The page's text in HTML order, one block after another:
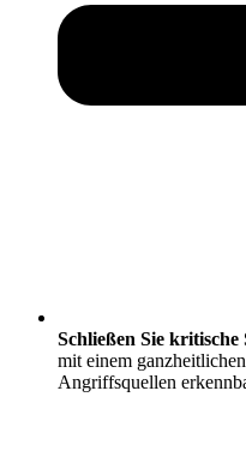
Schließen Sie
mit einem
Angriffsquellen